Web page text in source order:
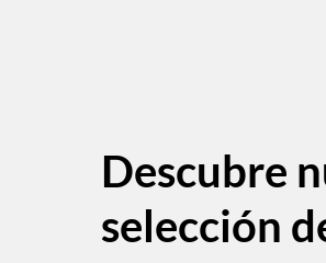
Descubre
selección